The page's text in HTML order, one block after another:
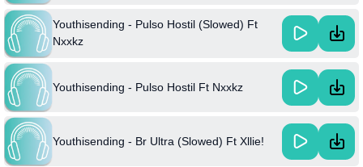
Youthisending - Pulso Hostil (Slowed) Ft
Nxxkz
Youthisending - Pulso Hostil Ft Nxxkz
Youthisending - Br Ultra (Slowed) Ft Xllie!